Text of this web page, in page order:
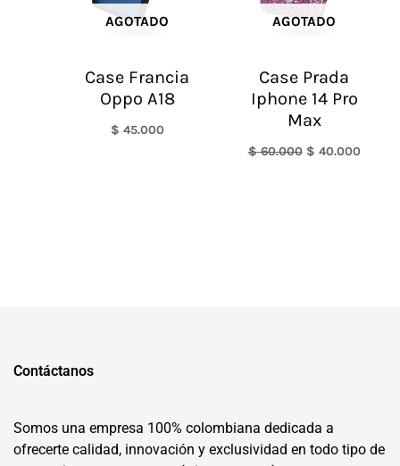
AGOTADO
Case Francia
Oppo A18
$ 45.000
AGOTADO
Case Prada
Iphone 14 Pro
Max
$60.000 $ 40.000
Contáctanos
Somos una empresa 100% colombiana dedicada a
ofrecerte calidad, innovación y exclusividad en todo tipo de